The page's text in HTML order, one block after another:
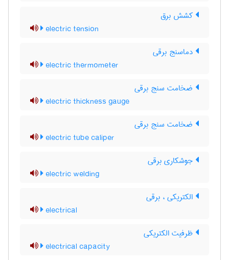
کشش برق
electric tension
دماسنج برقی
electric thermometer
ضخامت سنج برقی
electric thickness gauge
ضخامت سنج برقی
electric tube caliper
جوشکاری برقی
electric welding
الکتریکی ، برقی
electrical
ظرفیت الکتریکی
electrical capacity